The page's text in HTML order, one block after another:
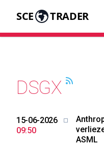
SCE TRADER
DSGX
15-06-2026
09:50
ASML